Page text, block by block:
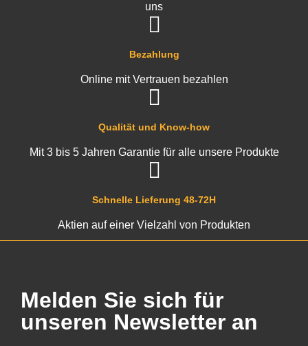
Schnelle Lieferung 48-72H
Aktien auf einer Vielzahl von Produkten
Qualität und Know-how
Mit 3 bis 5 Jahren Garantie für alle unsere Produkte
Bezahlung
Online mit Vertrauen bezahlen
uns
Melden Sie sich für
unseren Newsletter an